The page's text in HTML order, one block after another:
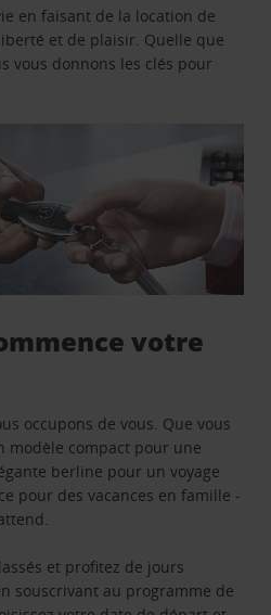
en faisant de la location de
et de plaisir. Quelle que
vous donnons les clés pour
votre
occupons de vous. Que vous
modèle compact pour une
berline pour un voyage
pour des vacances en famille -
et profitez de jours
souscrivant au programme de